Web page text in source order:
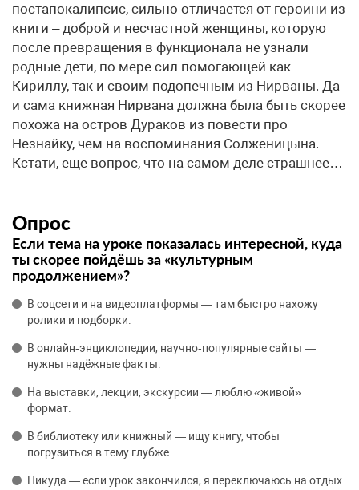
постапокалипсис, сильно отличается от героини из
книги – доброй и несчастной женщины, которую
после превращения в функционала не узнали
родные дети, по мере сил помогающей как
Кириллу, так и своим подопечным из Нирваны. Да
и сама книжная Нирвана должна была быть скорее
похожа на остров Дураков из повести про
Незнайку, чем на воспоминания Солженицына.
Кстати, еще вопрос, что на самом деле страшнее…
Опрос
Если тема на уроке показалась интересной, куда
ты скорее пойдёшь за «культурным
продолжением»?
В соцсети и на видеоплатформы — там быстро нахожу
ролики и подборки.
В онлайн‑энциклопедии, научно‑популярные сайты —
нужны надёжные факты.
На выставки, лекции, экскурсии — люблю «живой»
формат.
В библиотеку или книжный — ищу книгу, чтобы
погрузиться в тему глубже.
Никуда — если урок закончился, я переключаюсь на отдых.